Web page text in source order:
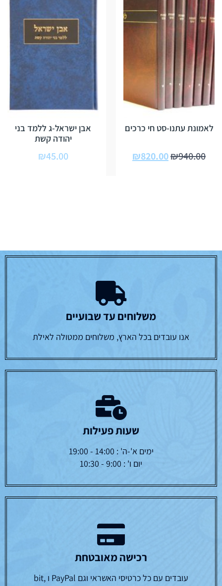
לאמונת עתנו-סט חי כרכים
₪940.00
₪820.00
אבן ישראל-ג ללמד בני
יהודה קשת
₪45.00
משלוחים עד שבועיים
אנו עובדים בכל הארץ, משלוחים ממטולה לאילת
שעות פעילות
ימים א'-ה' : 14:00 - 19:00
יום ו' : 9:00 - 10:30
רכישה מאובטחת
עובדים עם כל כרטיסי האשראי וגם PayPal ו bit,